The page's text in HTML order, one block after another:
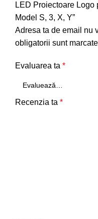
LED Proiectoare
Model S, 3, X, Y”
Adresa ta de email nu
obligatorii sunt
Evaluarea ta *
Recenzia ta *